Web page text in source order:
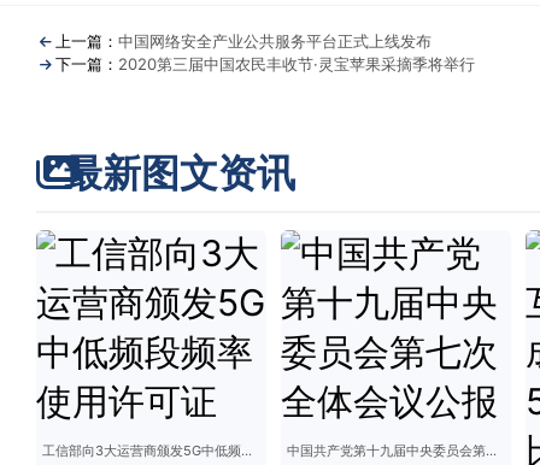
上一篇： 中国网络安全产业公共服务平台正式上线发布
下一篇： 2020第三届中国农民丰收节·灵宝苹果采摘季将举行
最新图文资讯
工信部向3大运营商颁发5G中低频段频率使用许可证 中国共产党第十九届中央委员会第七次全体会议公报